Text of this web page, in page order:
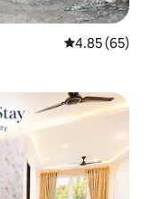
Calificación
4.85 (65)